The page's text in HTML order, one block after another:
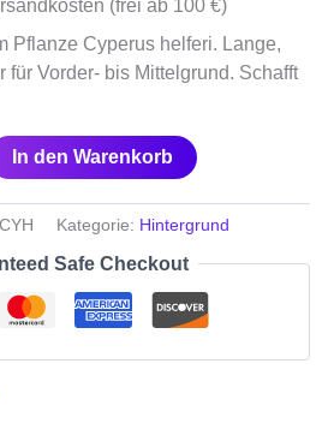
(frei ab 100 €)
Pflanze Cyperus helferi. Lange,
für Vorder- bis Mittelgrund. Schafft
In den Warenkorb
Kategorie: Hintergrund
Safe Checkout